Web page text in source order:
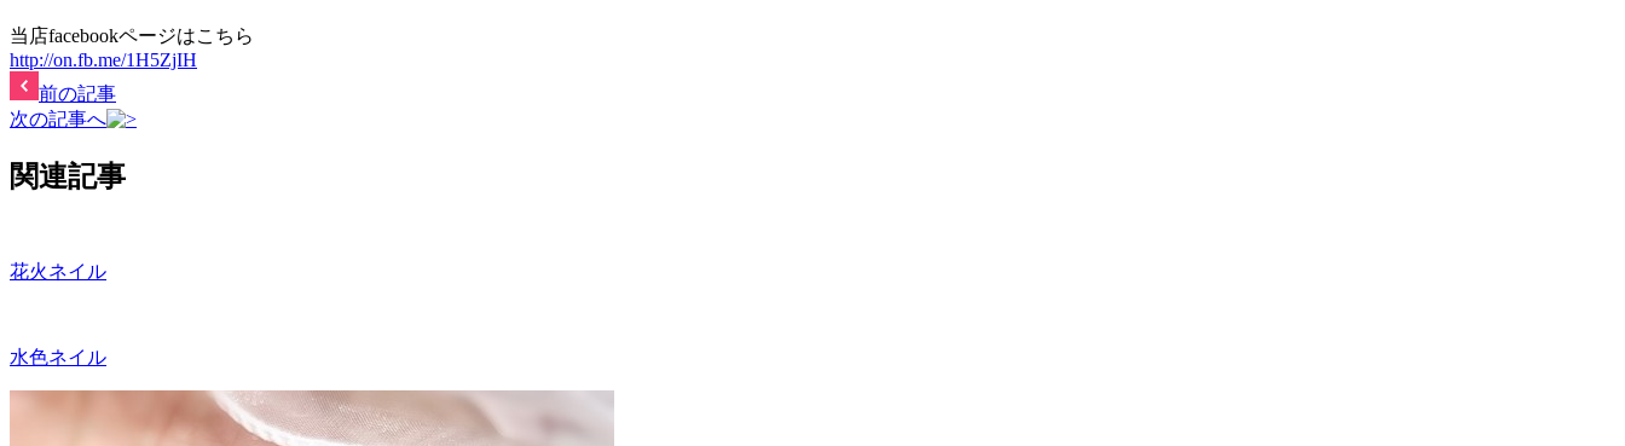
当店facebookページはこちら
http://on.fb.me/1H5ZjIH
前の記事
次の記事へ
関連記事
花火ネイル
水色ネイル